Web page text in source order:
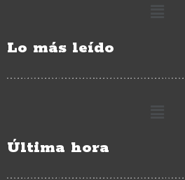
Lo más leído
Última hora